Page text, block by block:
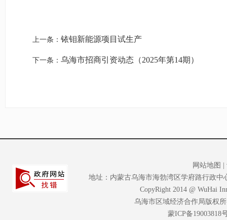
上一条： 铱钼新能源项目试生产
下一条： 乌海市招商引资动态（2025年第14期）
网站地图
地址：内蒙古乌海市海勃湾区学府路行政中
CopyRight 2014 @ WuHai
乌海市区域经济合作局版权
蒙ICP备19003818